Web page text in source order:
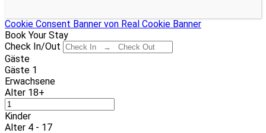
Cookie Consent Banner von Real Cookie Banner
Book Your Stay
Check In/Out
Gäste
Gäste 1
Erwachsene
Alter 18+
Kinder
Alter 4 - 17